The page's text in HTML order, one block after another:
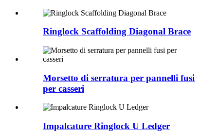
Ringlock Scaffolding Diagonal Brace
Morsetto di serratura per pannelli fusi
per casseri
Impalcature Ringlock U Ledger